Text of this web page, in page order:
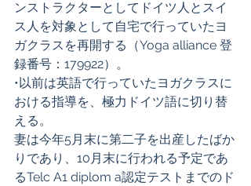
ンストラクターとしてドイツ人とスイ
ス人を対象として自宅で行っていたヨ
ガクラスを再開する（Yoga alliance 登
録番号：179922）。
•以前は英語で行っていたヨガクラスに
おける指導を、極力ドイツ語に切り替
える。
妻は今年5月末に第二子を出産したばか
りであり、10月末に行われる予定であ
るTelc A1 diplom a認定テストまでのド